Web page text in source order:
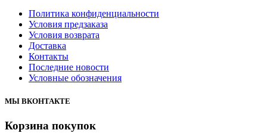
Политика конфиденциальности
Условия предзаказа
Условия возврата
Доставка
Контакты
Последние новости
Условные обозначения
МЫ ВКОНТАКТЕ
Корзина покупок